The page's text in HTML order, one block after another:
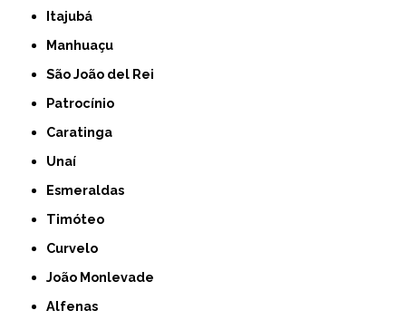
Itajubá
Manhuaçu
São João del Rei
Patrocínio
Caratinga
Unaí
Esmeraldas
Timóteo
Curvelo
João Monlevade
Alfenas